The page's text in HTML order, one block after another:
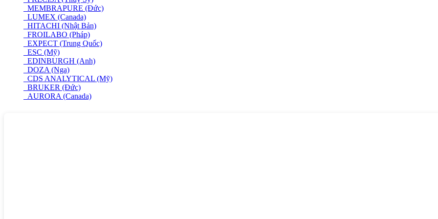
MEMBRAPURE (Đức)
LUMEX (Canada)
HITACHI (Nhật Bản)
FROILABO (Pháp)
EXPECT (Trung Quốc)
ESC (Mỹ)
EDINBURGH (Anh)
DOZA (Nga)
CDS ANALYTICAL (Mỹ)
BRUKER (Đức)
AURORA (Canada)